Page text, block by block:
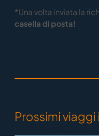
*Una volta inviata la
casella di posta!
Prossimi viaggi